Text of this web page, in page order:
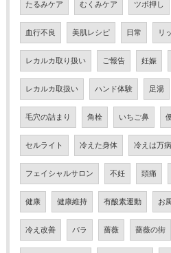
たるみケア むくみケア ツボ押し
血行不良 美肌レシピ 日常 リ
レカルカ取り扱い ご報告 妊娠
レカルカ取扱い ハンド体験 足湯
毛穴の詰まり 角栓 いちご鼻
セルライト 冷えた身体 冷えは万
フェイシャルサロン 不妊 頭痛
健康 健康維持 有酸素運動 お
冷え改善 バラ 薔薇 薔薇の街